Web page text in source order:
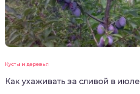
Кусты и деревья
Как ухаживать за сливой в июле